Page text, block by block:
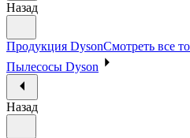
Назад
Продукция DysonСмотреть все
Пылесосы Dyson
Назад